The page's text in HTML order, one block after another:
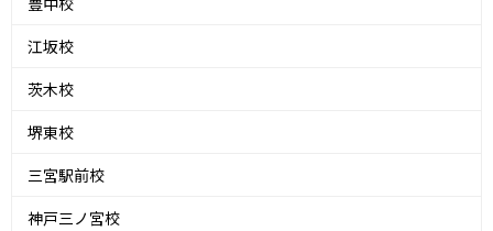
江坂校
茨木校
堺東校
三宮駅前校
神戸三ノ宮校